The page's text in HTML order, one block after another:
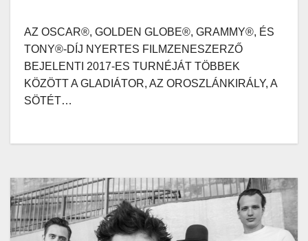
PROGRAMJÁVAL
AZ OSCAR®, GOLDEN GLOBE®, GRAMMY®, ÉS
TONY®-DÍJ NYERTES FILMZENESZERZŐ
BEJELENTI 2017-ES TURNÉJÁT TÖBBEK
KÖZÖTT A GLADIÁTOR, AZ OROSZLÁNKIRÁLY, A
SÖTÉT…